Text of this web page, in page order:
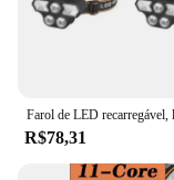
R$78,31